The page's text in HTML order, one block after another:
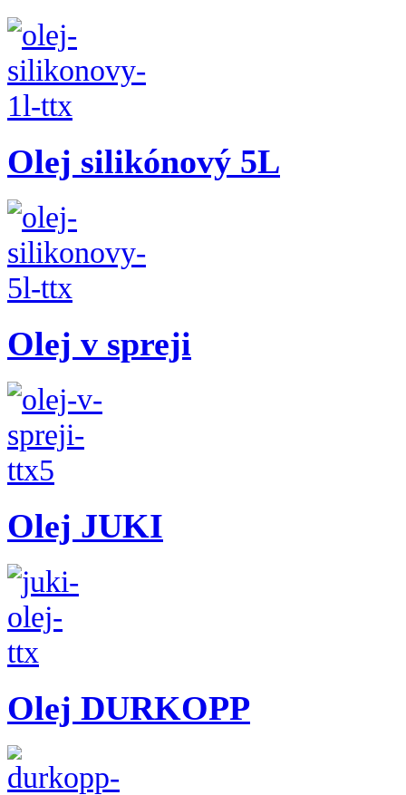
Olej silikónový 5L
Olej v spreji
Olej JUKI
Olej DURKOPP